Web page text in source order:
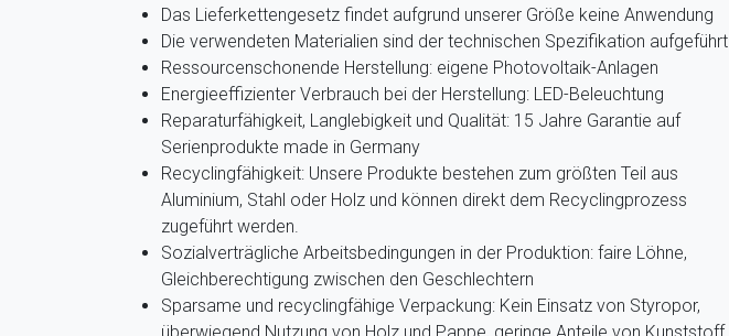
Das Lieferkettengesetz findet aufgrund unserer Größe keine Anwendung
Die verwendeten Materialien sind der technischen Spezifikation aufgeführt
Ressourcenschonende Herstellung: eigene Photovoltaik-Anlagen
Energieeffizienter Verbrauch bei der Herstellung: LED-Beleuchtung
Reparaturfähigkeit, Langlebigkeit und Qualität: 15 Jahre Garantie auf
Serienprodukte made in Germany
Recyclingfähigkeit: Unsere Produkte bestehen zum größten Teil aus
Aluminium, Stahl oder Holz und können direkt dem Recyclingprozess
zugeführt werden.
Sozialverträgliche Arbeitsbedingungen in der Produktion: faire Löhne,
Gleichberechtigung zwischen den Geschlechtern
Sparsame und recyclingfähige Verpackung: Kein Einsatz von Styropor,